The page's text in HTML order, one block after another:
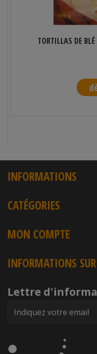
TORTILLAS DE
INFORMATIONS
CATÉGORIES
MON COMPTE
INFORMATIONS
Lettre